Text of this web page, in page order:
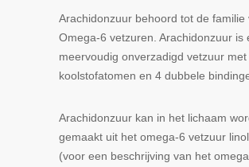
Arachidonzuur behoord tot de familie
Omega-6 vetzuren. Arachidonzuur is
meervoudig onverzadigd vetzuur met
koolstofatomen en 4 dubbele
Arachidonzuur kan in het lichaam
gemaakt uit het omega-6 vetzuur
(voor een beschrijving van het